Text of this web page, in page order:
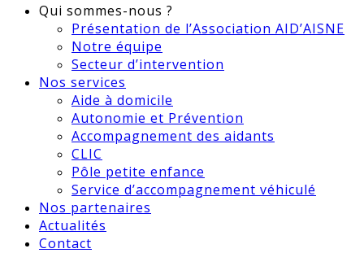
Qui sommes-nous ?
Présentation de l’Association AID’AISNE
Notre équipe
Secteur d’intervention
Nos services
Aide à domicile
Autonomie et Prévention
Accompagnement des aidants
CLIC
Pôle petite enfance
Service d’accompagnement véhiculé
Nos partenaires
Actualités
Contact